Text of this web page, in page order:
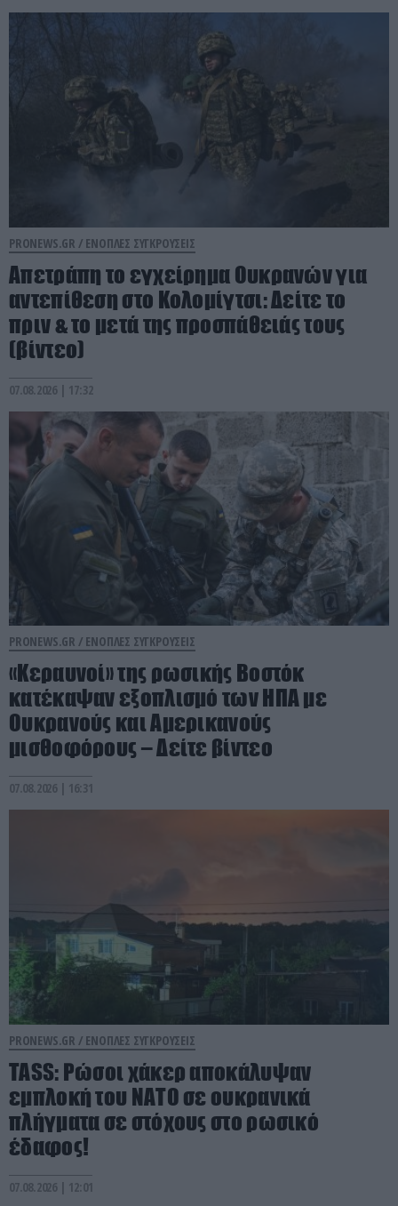
PRONEWS.GR / ΕΝΟΠΛΕΣ ΣΥΓΚΡΟΥΣΕΙΣ
Απετράπη το εγχείρημα Ουκρανών για
αντεπίθεση στο Κολομίγτσι: Δείτε το
πριν & το μετά της προσπάθειάς τους
(βίντεο)
07.08.2026 | 17:32
PRONEWS.GR / ΕΝΟΠΛΕΣ ΣΥΓΚΡΟΥΣΕΙΣ
«Κεραυνοί» της ρωσικής Βοστόκ
κατέκαψαν εξοπλισμό των ΗΠΑ με
Ουκρανούς και Αμερικανούς
μισθοφόρους – Δείτε βίντεο
07.08.2026 | 16:31
PRONEWS.GR / ΕΝΟΠΛΕΣ ΣΥΓΚΡΟΥΣΕΙΣ
TASS: Ρώσοι χάκερ αποκάλυψαν
εμπλοκή του ΝΑΤΟ σε ουκρανικά
πλήγματα σε στόχους στο ρωσικό
έδαφος!
07.08.2026 | 12:01